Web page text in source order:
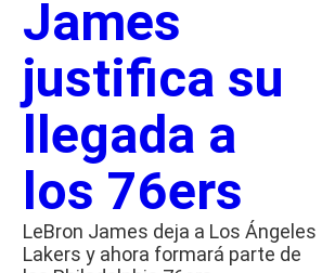
James
justifica su
llegada a
los 76ers
LeBron James deja a Los Ángeles
Lakers y ahora formará parte de